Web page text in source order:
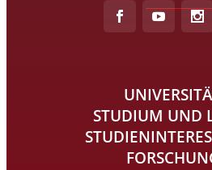
STUDIUM UND